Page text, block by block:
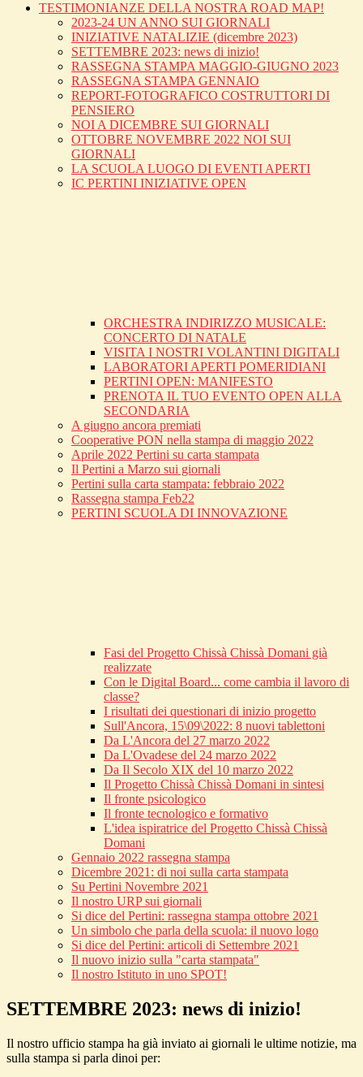
TESTIMONIANZE DELLA NOSTRA ROAD MAP!
2023-24 UN ANNO SUI GIORNALI
INIZIATIVE NATALIZIE (dicembre 2023)
SETTEMBRE 2023: news di inizio!
RASSEGNA STAMPA MAGGIO-GIUGNO 2023
RASSEGNA STAMPA GENNAIO
REPORT-FOTOGRAFICO COSTRUTTORI DI
PENSIERO
NOI A DICEMBRE SUI GIORNALI
OTTOBRE NOVEMBRE 2022 NOI SUI
GIORNALI
LA SCUOLA LUOGO DI EVENTI APERTI
IC PERTINI INIZIATIVE OPEN
ORCHESTRA INDIRIZZO MUSICALE:
CONCERTO DI NATALE
VISITA I NOSTRI VOLANTINI DIGITALI
LABORATORI APERTI POMERIDIANI
PERTINI OPEN: MANIFESTO
PRENOTA IL TUO EVENTO OPEN ALLA
SECONDARIA
A giugno ancora premiati
Cooperative PON nella stampa di maggio 2022
Aprile 2022 Pertini su carta stampata
Il Pertini a Marzo sui giornali
Pertini sulla carta stampata: febbraio 2022
Rassegna stampa Feb22
PERTINI SCUOLA DI INNOVAZIONE
Fasi del Progetto Chissà Chissà Domani già
realizzate
Con le Digital Board... come cambia il lavoro di
classe?
I risultati dei questionari di inizio progetto
Sull'Ancora, 15\09\2022: 8 nuovi tablettoni
Da L'Ancora del 27 marzo 2022
Da L'Ovadese del 24 marzo 2022
Da Il Secolo XIX del 10 marzo 2022
Il Progetto Chissà Chissà Domani in sintesi
Il fronte psicologico
Il fronte tecnologico e formativo
L'idea ispiratrice del Progetto Chissà Chissà
Domani
Gennaio 2022 rassegna stampa
Dicembre 2021: di noi sulla carta stampata
Su Pertini Novembre 2021
Il nostro URP sui giornali
Si dice del Pertini: rassegna stampa ottobre 2021
Un simbolo che parla della scuola: il nuovo logo
Si dice del Pertini: articoli di Settembre 2021
Il nuovo inizio sulla "carta stampata"
Il nostro Istituto in uno SPOT!
SETTEMBRE 2023: news di inizio!
Il nostro ufficio stampa ha già inviato ai giornali le ultime notizie, ma
sulla stampa si parla dinoi per: